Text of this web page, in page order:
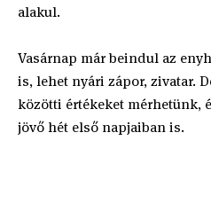
alakul.
Vasárnap már beindul az
is, lehet nyári zápor, zivatar.
közötti értékeket mérhetünk,
jövő hét első napjaiban is.